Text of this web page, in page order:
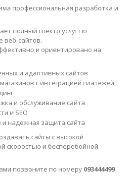
профессиональная разработка и
полный спектр услуг по
веб-сайтов.
и ориентировано на
и адаптивных сайтов
с интеграцией платежей
и обслуживание сайта
и SEO
и надежная защита сайта
сайты с высокой
скоростью и бесперебойной
позвоните по номеру 093444499